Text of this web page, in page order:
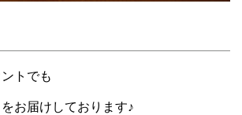
トでも
お届けしております♪